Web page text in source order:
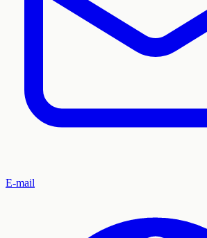
E-mail